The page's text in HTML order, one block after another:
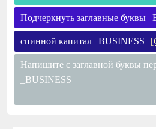
Подчеркнуть заглавные буквы |
спинной капитал | BUSINESS
Напишите с заглавной буквы
_BUSINESS